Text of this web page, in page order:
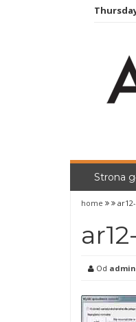
Strona
home
Od